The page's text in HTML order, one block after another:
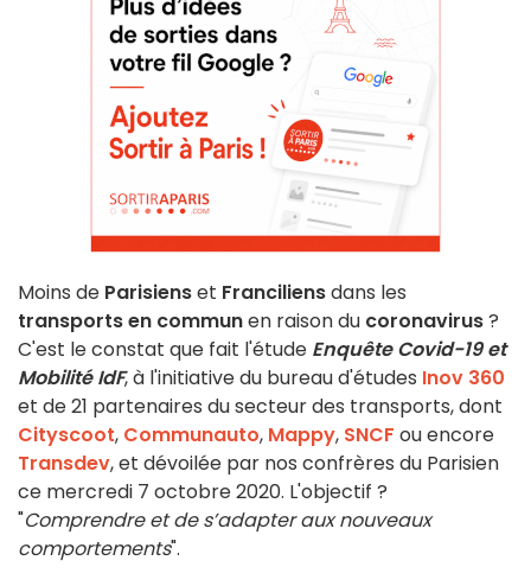
Moins de Parisienset Franciliensdans les
transports en communen raison du coronavirus?
C'est le constat que fait l'étude Enquête Covid-19 et
Mobilité IdF, à l'initiative du bureau d'études Inov 360
et de 21 partenaires du secteur des transports, dont
Cityscoot, Communauto, Mappy, SNCF ou encore
Transdev, et dévoilée par nos confrères du Parisien
ce mercredi 7 octobre 2020. L'objectif ?
"Comprendre et de s’adapter aux nouveaux
comportements".